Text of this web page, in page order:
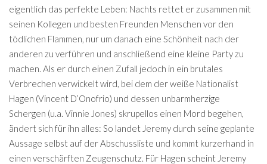
eigentlich das perfekte Leben: Nachts rettet er zusammen mit
seinen Kollegen und besten Freunden Menschen vor den
tödlichen Flammen, nur um danach eine Schönheit nach der
anderen zu verführen und anschließend eine kleine Party zu
machen. Als er durch einen Zufall jedoch in ein brutales
Verbrechen verwickelt wird, bei dem der weiße Nationalist
Hagen (Vincent D’Onofrio) und dessen unbarmherzige
Schergen (u.a. Vinnie Jones) skrupellos einen Mord begehen,
ändert sich für ihn alles: So landet Jeremy durch seine geplante
Aussage selbst auf der Abschussliste und kommt kurzerhand in
einen verschärften Zeugenschutz. Für Hagen scheint Jeremy